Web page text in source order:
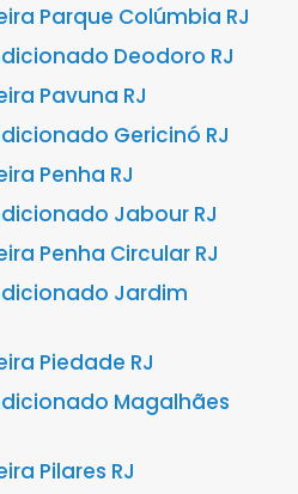
Parque Colúmbia RJ
Deodoro RJ
Pavuna RJ
Gericinó RJ
Penha RJ
Jabour RJ
Penha Circular RJ
Jardim
Piedade RJ
Magalhães
Pilares RJ